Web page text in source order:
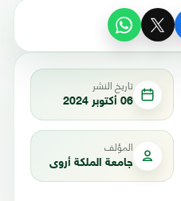
تاريخ النشر
06 أكتوبر 2024
المؤلف
جامعة الملكة أروى